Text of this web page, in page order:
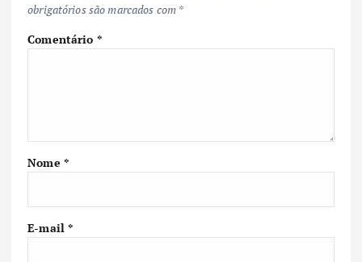
obrigatórios são marcados com *
Comentário *
Nome *
E-mail*